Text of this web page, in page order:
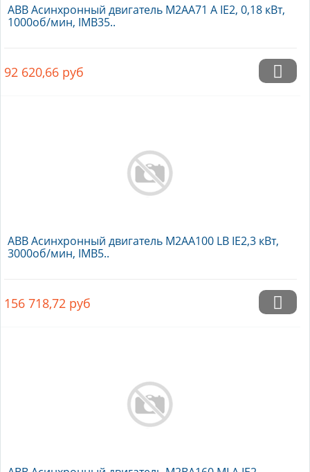
ABB Асинхронный двигатель M2AA71 A IE2, 0,18 кВт,
1000об/мин, IMB35..
92 620,66 руб
ABB Асинхронный двигатель M2AA100 LB IE2,3 кВт,
3000об/мин, IMB5..
156 718,72 руб